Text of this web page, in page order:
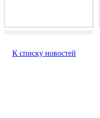
К списку новостей